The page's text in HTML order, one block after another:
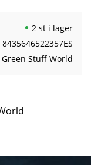
2 st i lager
8435646522357ES
Green Stuff World